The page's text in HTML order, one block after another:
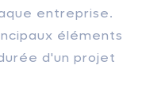
entreprise.
éléments
d'un projet